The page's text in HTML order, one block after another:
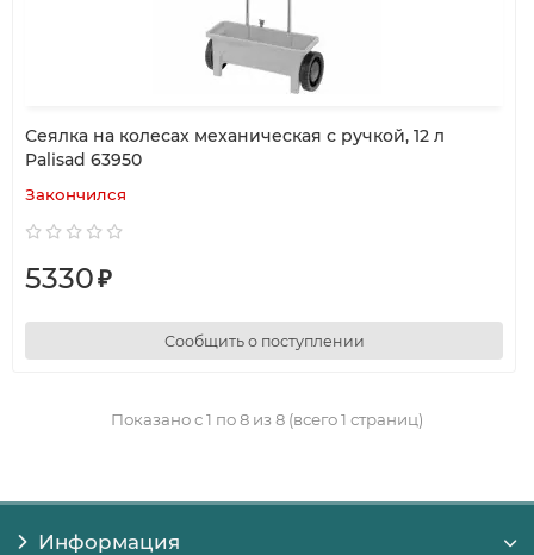
Сеялка на колесах механическая с ручкой, 12 л
Palisad 63950
Закончился
5330₽
Сообщить о поступлении
Показано с 1 по 8 из 8 (всего 1 страниц)
Информация